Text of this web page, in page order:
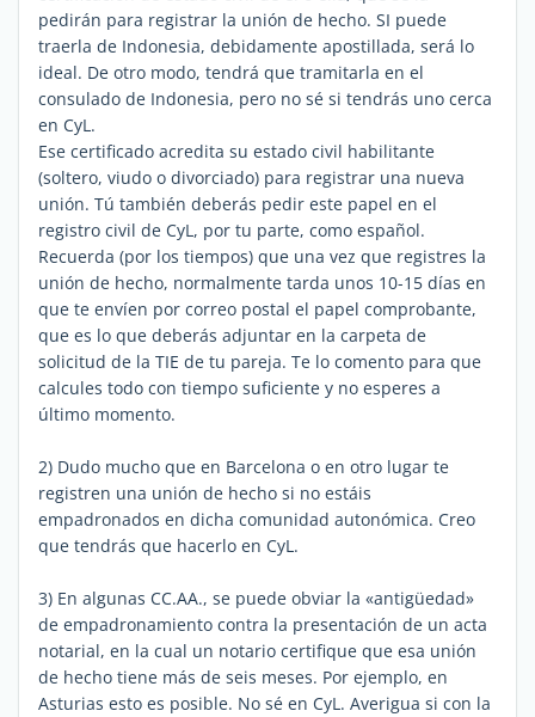
pedirán para registrar la unión de hecho. SI puede
traerla de Indonesia, debidamente apostillada, será lo
ideal. De otro modo, tendrá que tramitarla en el
consulado de Indonesia, pero no sé si tendrás uno cerca
en CyL.
Ese certificado acredita su estado civil habilitante
(soltero, viudo o divorciado) para registrar una nueva
unión. Tú también deberás pedir este papel en el
registro civil de CyL, por tu parte, como español.
Recuerda (por los tiempos) que una vez que registres la
unión de hecho, normalmente tarda unos 10-15 días en
que te envíen por correo postal el papel comprobante,
que es lo que deberás adjuntar en la carpeta de
solicitud de la TIE de tu pareja. Te lo comento para que
calcules todo con tiempo suficiente y no esperes a
último momento.
2) Dudo mucho que en Barcelona o en otro lugar te
registren una unión de hecho si no estáis
empadronados en dicha comunidad autonómica. Creo
que tendrás que hacerlo en CyL.
3) En algunas CC.AA., se puede obviar la «antigüedad»
de empadronamiento contra la presentación de un acta
notarial, en la cual un notario certifique que esa unión
de hecho tiene más de seis meses. Por ejemplo, en
Asturias esto es posible. No sé en CyL. Averigua si con la